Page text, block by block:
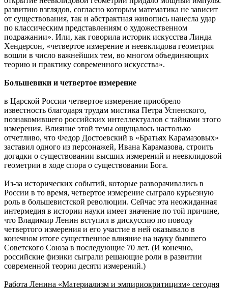
развитию взглядов, согласно которым математика не зависит
от существования, так и абстрактная живопись нанесла удар
по классическим представлениям о художественном
подражании». Или, как говорила историк искусства Линда
Хендерсон, «четвертое измерение и неевклидова геометрия
вошли в число важнейших тем, во многом объединяющих
теорию и практику современного искусства».
Большевики и четвертое измерение
в Царской России четвертое измерение приобрело
известность благодаря трудам мистика Петра Успенского,
познакомившего российских интеллектуалов с тайнами этого
измерения. Влияние этой темы ощущалось настолько
отчетливо, что Федор Достоевский в «Братьях Карамазовых»
заставил одного из персонажей, Ивана Карамазова, строить
догадки о существовании высших измерений и неевклидовой
геометрии в ходе спора о существовании Бога.
Из-за исторических событий, которые разворачивались в
России в то время, четвертое измерение сыграло курьезную
роль в большевистской революции. Сейчас эта неожиданная
интермедия в истории науки имеет значение по той причине,
что Владимир Ленин вступил в дискуссию по поводу
четвертого измерения и его участие в ней оказывало в
конечном итоге существенное влияние на науку бывшего
Советского Союза в последующие 70 лет. (И конечно,
российские физики сыграли решающие роли в развитии
современной теории десяти измерений.)
Работа Ленина «Материализм и эмпириокритицизм» сегодня